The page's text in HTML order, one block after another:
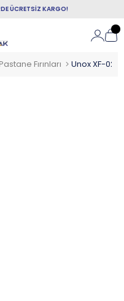
ÜCRETSİZ KARGO!
Pastane Fırınları